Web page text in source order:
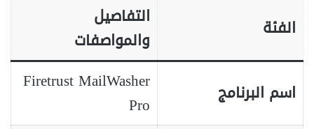
الفئة
التفاصيل
والمواصفات
اسم البرنامج
Firetrust MailWasher
Pro